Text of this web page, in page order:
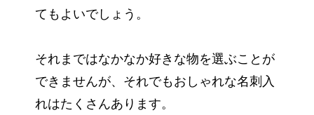
てもよいでしょう。
それまではなかなか好きな物を選ぶことが
できませんが、それでもおしゃれな名刺入
れはたくさんあります。